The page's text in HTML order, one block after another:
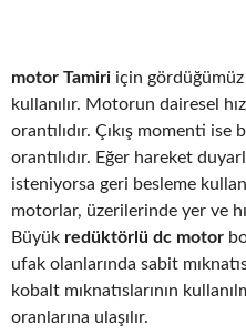
motor Tamiri için
kullanılır. Motorun dairesel
orantılıdır. Çıkış momenti
orantılıdır. Eğer hareket
isteniyorsa geri besleme
motorlar, üzerilerinde yer ve
Büyük redüktörlü dc motor
ufak olanlarında sabit
kobalt mıknatıslarının
oranlarına ulaşılır.